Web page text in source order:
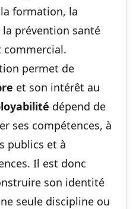
formation, la
prévention santé
commercial.
permet de
et son intérêt au
dépend de
ses compétences, à
publics et à
Il est donc
son identité
seule discipline ou